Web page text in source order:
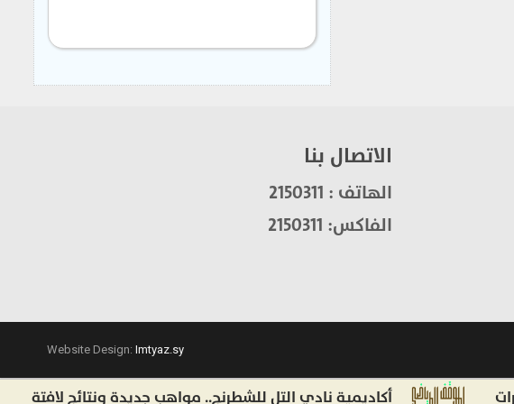
الاتصال بنا
الهاتف : 2150311
الفاكس: 2150311
Website Design: Imtyaz.sy
أكاديمية نادي التل للشطرنج.. مواهب جديدة ونتائج لافتة